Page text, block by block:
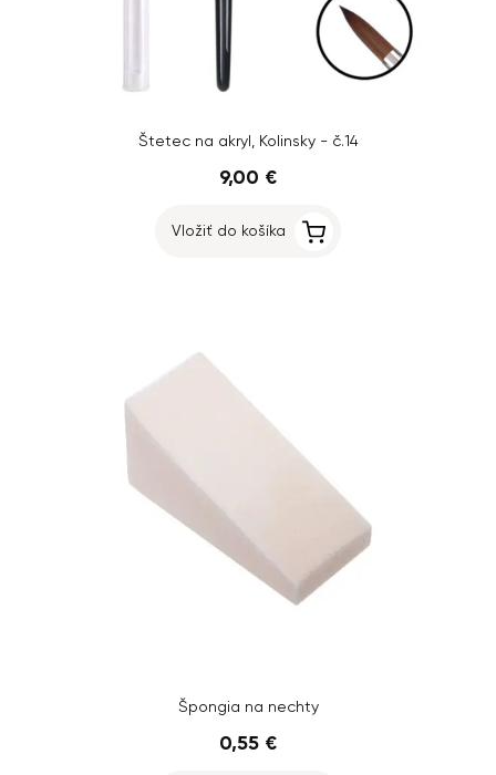
Štetec na akryl, Kolinsky - č.14
9,00 €
Vložiť do košíka
Špongia na nechty
0,55 €